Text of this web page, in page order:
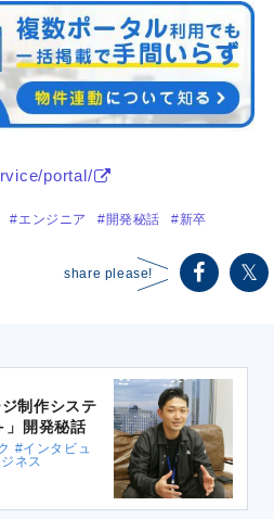
portal/
#エンジニア #開発秘話 #新卒
share please!
制作システ
」開発秘話
#インタビュ
ネス